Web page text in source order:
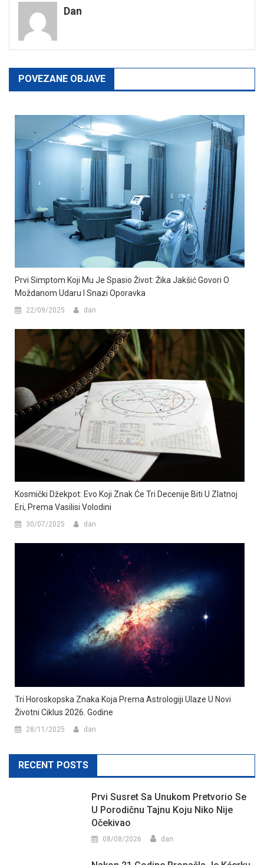
Dan
POVEZANE OBJAVE
Prvi Simptom Koji Mu Je Spasio Život: Žika Jakšić Govori O
Moždanom Udaru I Snazi Oporavka
22/09/2025 dan
Kosmički Džekpot: Evo Koji Znak Će Tri Decenije Biti U Zlatnoj
Eri, Prema Vasilisi Volodini
30/07/2025 dan
Tri Horoskopska Znaka Koja Prema Astrologiji Ulaze U Novi
Životni Ciklus 2026. Godine
28/11/2025 dan
RECENT POSTS
Prvi Susret Sa Unukom Pretvorio Se
U Porodičnu Tajnu Koju Niko Nije
Očekivao
08/08/2026 dan